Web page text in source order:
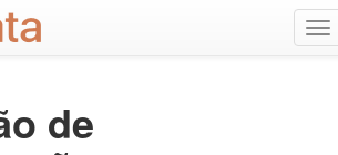
de